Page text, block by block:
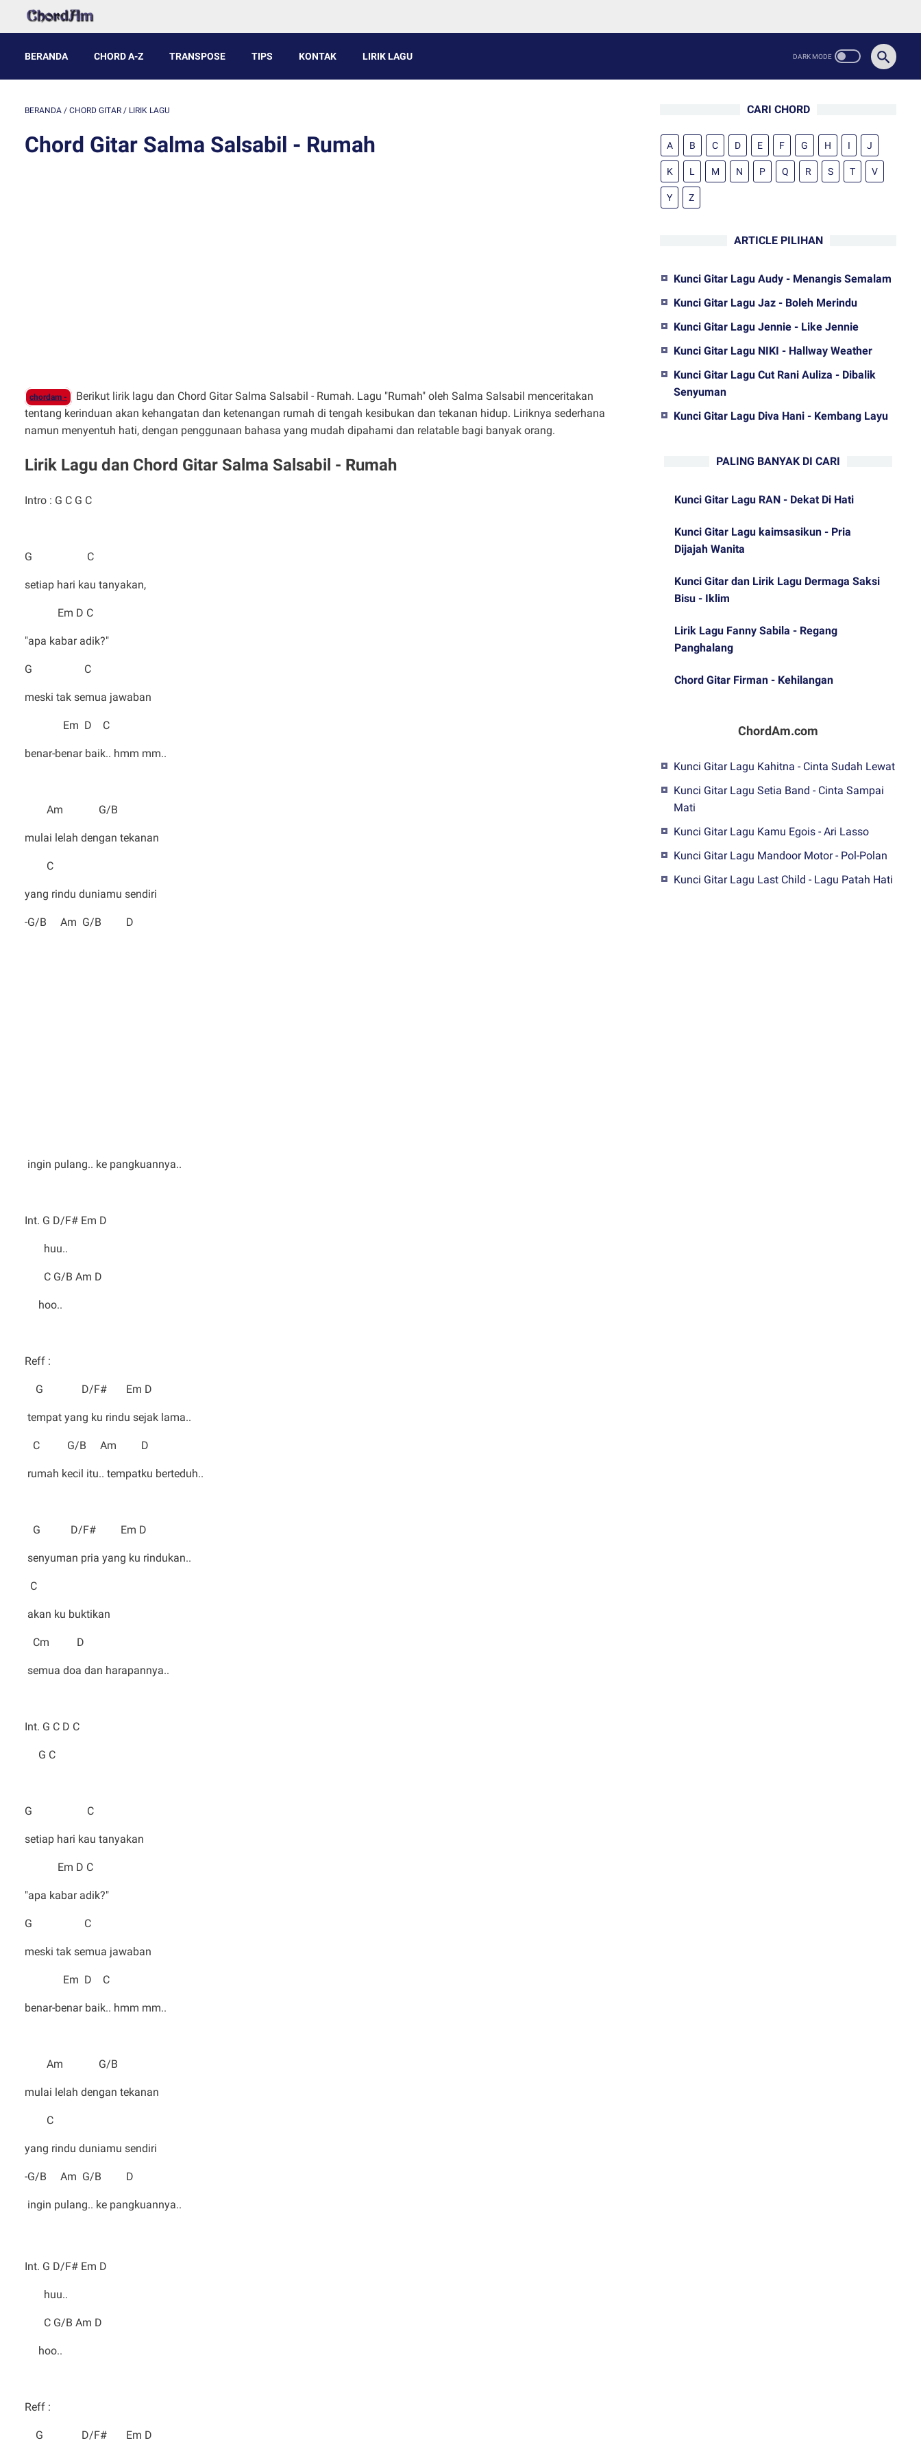
BERANDA CHORD A-Z TRANSPOSE TIPS KONTAK LIRIK LAGU
BERANDA / CHORD GITAR / LIRIK LAGU
Chord Gitar Salma Salsabil - Rumah
chordam -
Berikut lirik lagu dan Chord Gitar Salma Salsabil - Rumah. Lagu "Rumah" oleh Salma Salsabil menceritakan
tentang kerinduan akan kehangatan dan ketenangan rumah di tengah kesibukan dan tekanan hidup. Liriknya sederhana
namun menyentuh hati, dengan penggunaan bahasa yang mudah dipahami dan relatable bagi banyak orang.
Lirik Lagu dan Chord Gitar Salma Salsabil - Rumah
Intro : G C G C
G C
setiap hari kau tanyakan,
Em D C
"apa kabar adik?"
G C
meski tak semua jawaban
Em D C
benar-benar baik.. hmm mm..
Am G/B
mulai lelah dengan tekanan
C
yang rindu duniamu sendiri
-G/B Am G/B D
ingin pulang.. ke pangkuannya..
Int. G D/F# Em D
huu..
C G/B Am D
hoo..
Reff :
G D/F# Em D
tempat yang ku rindu sejak lama..
C G/B Am D
rumah kecil itu.. tempatku berteduh..
G D/F# Em D
senyuman pria yang ku rindukan..
C
akan ku buktikan
Cm D
semua doa dan harapannya..
Int. G C D C
G C
G C
setiap hari kau tanyakan
Em D C
"apa kabar adik?"
G C
meski tak semua jawaban
Em D C
benar-benar baik.. hmm mm..
Am G/B
mulai lelah dengan tekanan
C
yang rindu duniamu sendiri
-G/B Am G/B D
ingin pulang.. ke pangkuannya..
Int. G D/F# Em D
huu..
C G/B Am D
hoo..
Reff :
G D/F# Em D
CARI CHORD
A B C D E F G H I J
K L M N P Q R S T V
Y Z
ARTICLE PILIHAN
Kunci Gitar Lagu Audy - Menangis Semalam
Kunci Gitar Lagu Jaz - Boleh Merindu
Kunci Gitar Lagu Jennie - Like Jennie
Kunci Gitar Lagu NIKI - Hallway Weather
Kunci Gitar Lagu Cut Rani Auliza - Dibalik
Senyuman
Kunci Gitar Lagu Diva Hani - Kembang Layu
PALING BANYAK DI CARI
Kunci Gitar Lagu RAN - Dekat Di Hati
Kunci Gitar Lagu kaimsasikun - Pria
Dijajah Wanita
Kunci Gitar dan Lirik Lagu Dermaga Saksi
Bisu - Iklim
Lirik Lagu Fanny Sabila - Regang
Panghalang
Chord Gitar Firman - Kehilangan
ChordAm.com
Kunci Gitar Lagu Kahitna - Cinta Sudah Lewat
Kunci Gitar Lagu Setia Band - Cinta Sampai
Mati
Kunci Gitar Lagu Kamu Egois - Ari Lasso
Kunci Gitar Lagu Mandoor Motor - Pol-Polan
Kunci Gitar Lagu Last Child - Lagu Patah Hati